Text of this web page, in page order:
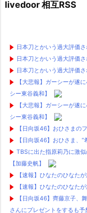
livedoor 相互RSS
日本刀とかいう過大評価
日本刀とかいう過大評価
日本刀とかいう過大評価
【大悲報】ガーシーが遂
シー東谷義和】
【大悲報】ガーシーが遂
シー東谷義和】
【日向坂46】おひさまの
【日向坂46】おひさま、
TBSに出た指原莉乃に激
【加藤史帆】
【速報】ひなたのひなたが
【速報】ひなたのひなたが
【日向坂46】齊藤京子、
さんにプレゼントをするも